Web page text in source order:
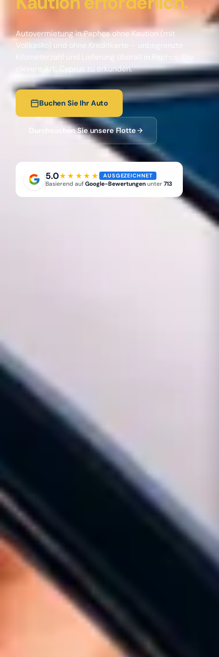
Autovermietung in Paphos ohne Kaution (mit
Vollkasko) und ohne Kreditkarte – unbegrenzte
clevere Art, Cyprus zu erkunden.
Buchen Sie Ihr Auto
Durchsuchen Sie unsere Flotte
5.0★★★★★ AUSGEZEICHNET
Basierend aufGoogle-Bewertungenunter713